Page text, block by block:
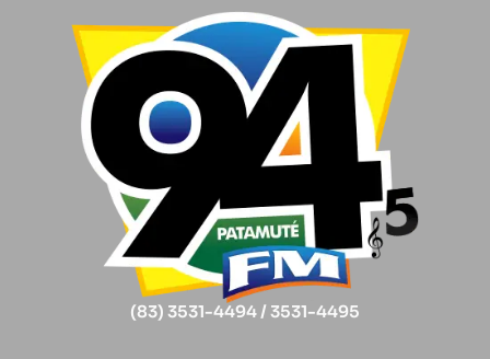
(83) 3531-4494 / 3531-4495